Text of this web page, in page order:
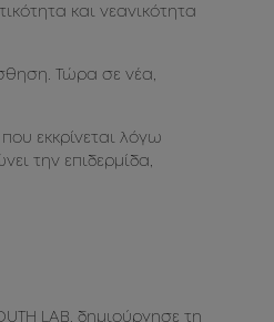
και νεανικότητα
Τώρα σε νέα,
εκκρίνεται λόγω
την επιδερμίδα,
LAB. δημιούργησε τη